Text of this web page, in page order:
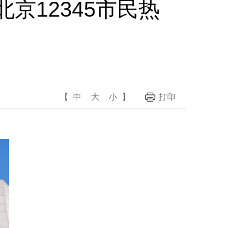
京12345市民热
【 中 大 小 】 打印